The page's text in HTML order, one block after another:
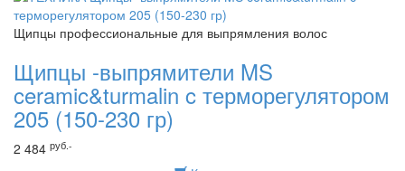
Щипцы профессиональные для выпрямления волос
Щипцы -выпрямители MS
ceramic&turmalin c терморегулятором
205 (150-230 гр)
2 484 руб.-